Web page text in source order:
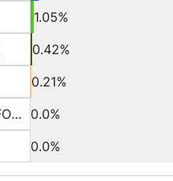
1.05%
0.42%
0.21%
VOLUNTAD FORAL
0.0%
0.0%